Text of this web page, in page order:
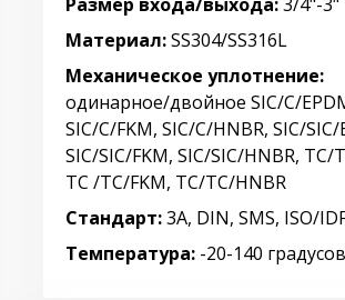
Материал:SS304/SS316L
Механическое уплотнение:
одинарное/двойное SIC/C/
SIC/C/FKM, SIC/C/HNBR, SIC/SIC/
SIC/SIC/FKM, SIC/SIC/HNBR, TC/
TC /TC/FKM, TC/TC/HNBR
Стандарт:3A, DIN, SMS, ISO/
Температура: -20-140 градусов